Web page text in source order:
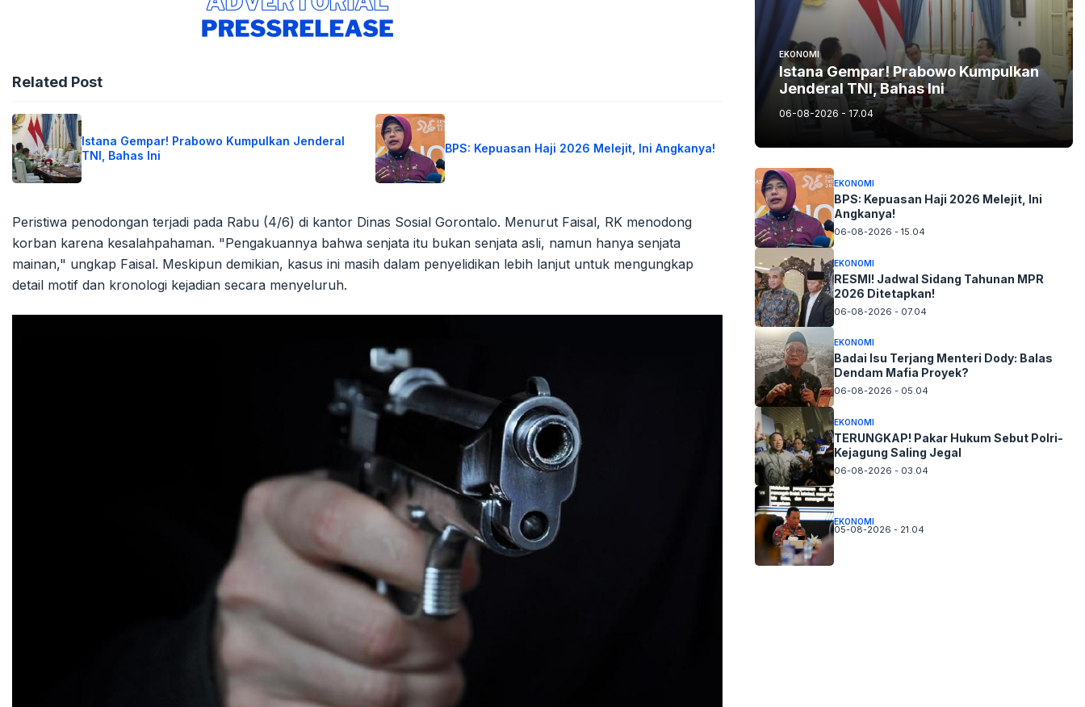
Related Post
Istana Gempar! Prabowo Kumpulkan Jenderal
TNI, Bahas Ini
BPS: Kepuasan Haji 2026 Melejit, Ini Angkanya!
Peristiwa penodongan terjadi pada Rabu (4/6) di kantor Dinas Sosial Gorontalo. Menurut Faisal, RK menodong
korban karena kesalahpahaman. "Pengakuannya bahwa senjata itu bukan senjata asli, namun hanya senjata
mainan," ungkap Faisal. Meskipun demikian, kasus ini masih dalam penyelidikan lebih lanjut untuk mengungkap
detail motif dan kronologi kejadian secara menyeluruh.
EKONOMI
Istana Gempar! Prabowo Kumpulkan
Jenderal TNI, Bahas Ini
06-08-2026 - 17.04
EKONOMI
BPS: Kepuasan Haji 2026 Melejit, Ini
Angkanya!
06-08-2026 - 15.04
EKONOMI
RESMI! Jadwal Sidang Tahunan MPR
2026 Ditetapkan!
06-08-2026 - 07.04
EKONOMI
Badai Isu Terjang Menteri Dody: Balas
Dendam Mafia Proyek?
06-08-2026 - 05.04
EKONOMI
TERUNGKAP! Pakar Hukum Sebut Polri-
Kejagung Saling Jegal
06-08-2026 - 03.04
EKONOMI
05-08-2026 - 21.04